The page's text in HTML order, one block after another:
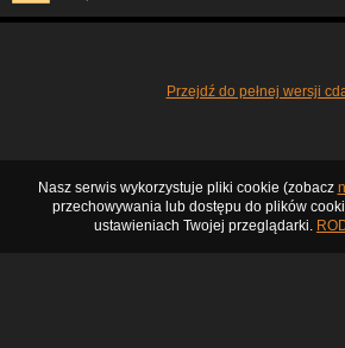
Przejdź do pełnej wersji
Nasz serwis wykorzystuje pliki cookie (zobacz
przechowywania lub dostępu do plików
ustawieniach Twojej przeglądarki.